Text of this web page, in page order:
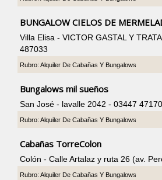
BUNGALOW CIELOS DE
Villa Elisa - VICTOR GASTAL Y
487033
Rubro: Alquiler De Cabañas Y Bungalows
Bungalows mil sueños
San José - lavalle 2042 - 03447
Rubro: Alquiler De Cabañas Y Bungalows
Cabañas TorreColon
Colón - Calle Artalaz y ruta 26 (av.
Rubro: Alquiler De Cabañas Y Bungalows